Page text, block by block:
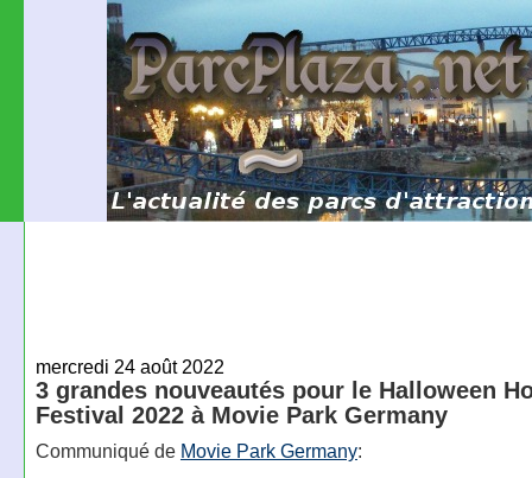
mercredi 24 août 2022
3 grandes nouveautés pour le Halloween
Festival 2022 à Movie Park Germany
Communiqué de Movie Park Germany: